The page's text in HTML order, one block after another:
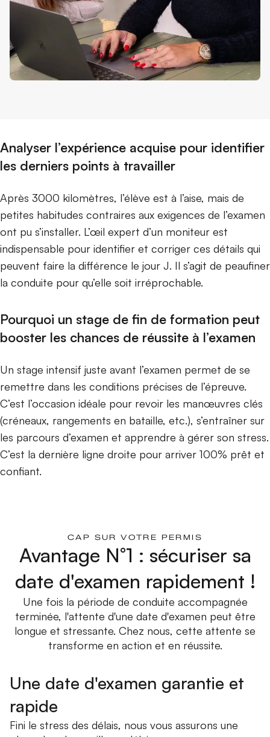
Analyser l’expérience acquise pour identifier
les derniers points à travailler
Après 3000 kilomètres, l’élève est à l’aise, mais de
petites habitudes contraires aux exigences de l’examen
ont pu s’installer. L’œil expert d’un moniteur est
indispensable pour identifier et corriger ces détails qui
peuvent faire la différence le jour J. Il s’agit de peaufiner
la conduite pour qu’elle soit irréprochable.
Pourquoi un stage de fin de formation peut
booster les chances de réussite à l’examen
Un stage intensif juste avant l’examen permet de se
remettre dans les conditions précises de l’épreuve.
C’est l’occasion idéale pour revoir les manœuvres clés
(créneaux, rangements en bataille, etc.), s’entraîner sur
les parcours d’examen et apprendre à gérer son stress.
C’est la dernière ligne droite pour arriver 100% prêt et
confiant.
CAP SUR VOTRE PERMIS
Avantage N°1 : sécuriser sa
date d'examen rapidement !
Une fois la période de conduite accompagnée
terminée, l'attente d'une date d'examen peut être
longue et stressante. Chez nous, cette attente se
transforme en action et en réussite.
Une date d'examen garantie et
rapide
Fini le stress des délais, nous vous assurons une